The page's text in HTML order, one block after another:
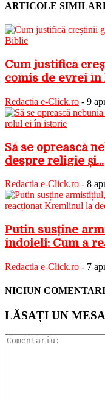
ARTICOLE
Cum justifică
comis de evrei în
Redactia e-Click.ro - 9
Să se oprească
despre religie și...
Redactia e-Click.ro - 8
Putin susține
îndoieli: Cum a
Redactia e-Click.ro - 7
NICIUN
LĂSAȚI UN